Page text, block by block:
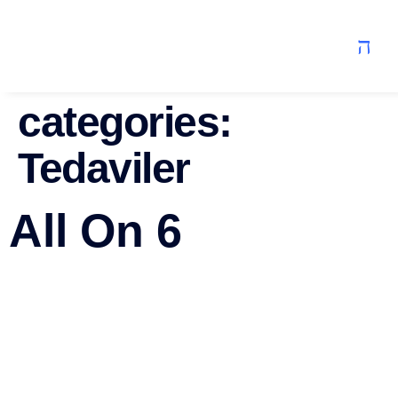
categories:
Tedaviler
All On 6